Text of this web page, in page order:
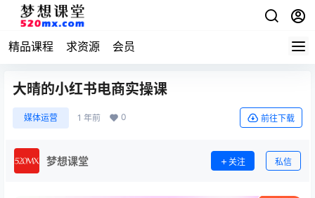
精品课程 求资源 会员
大晴的小红书电商实操课
媒体运营 1 年前 0 前往下载
梦想课堂 关注 私信